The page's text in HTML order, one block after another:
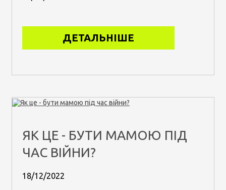
ДЕТАЛЬНІШЕ
ЯК ЦЕ - БУТИ МАМОЮ ПІД
ЧАС ВІЙНИ?
18/12/2022